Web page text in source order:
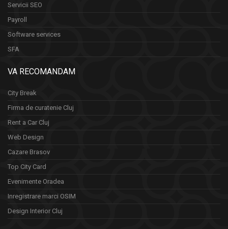
Servicii SEO
Payroll
Software services
SFA
VA RECOMANDAM
City Break
Firma de curatenie Cluj
Rent a Car Cluj
Web Design
Cazare Brasov
Top City Card
Evenimente Oradea
Inregistrare marci OSIM
Design Interior Cluj